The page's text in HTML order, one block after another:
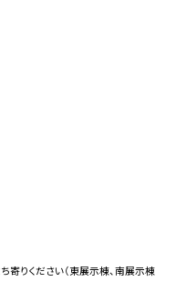
りください（東展示棟、南展示棟